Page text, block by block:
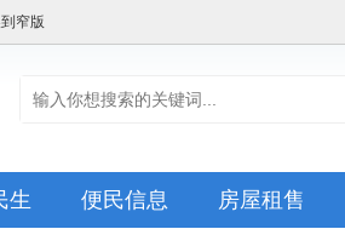
窄版
生 便民信息 房屋租售